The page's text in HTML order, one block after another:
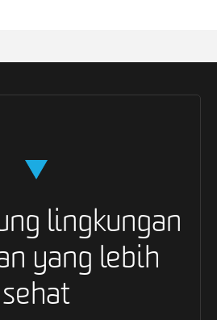
lingkungan
yang lebih
sehat